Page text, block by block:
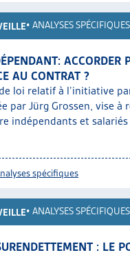
• ANALYSES SPÉCIFIQUES
ACCORDER
AU CONTRAT ?
loi relatif à l’initiative
par Jürg Grossen, vise à
indépendants et salariés
spécifiques
• ANALYSES SPÉCIFIQUES
: LE